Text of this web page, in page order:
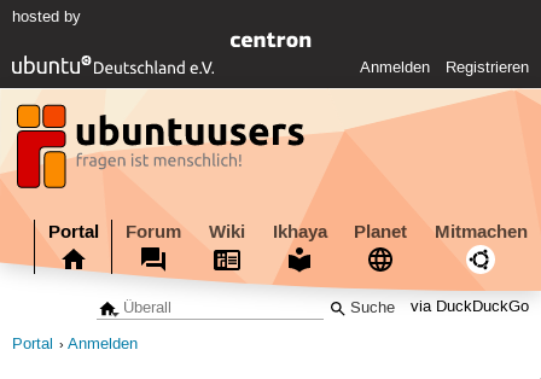
hosted by
Anmelden Registrieren
Portal Forum Wiki Ikhaya Planet Mitmachen
via DuckDuckGo
Portal Anmelden